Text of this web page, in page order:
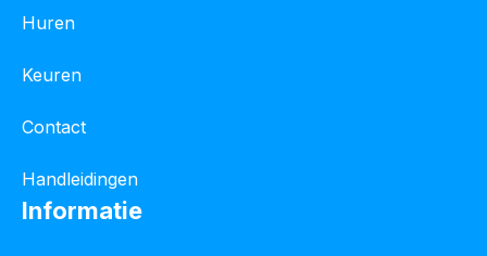
Huren
Keuren
Contact
Handleidingen
Informatie